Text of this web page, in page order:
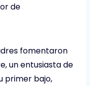
de
fomentaron
un entusiasta de
primer bajo,